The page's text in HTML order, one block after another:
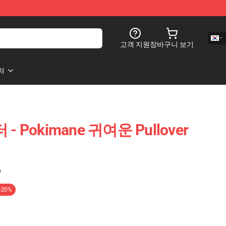
고객 지원장바구니 보기
- Pokimane 귀여운 Pullover
-20%